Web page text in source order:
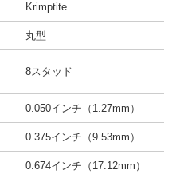
Krimptite
丸型
8スタッド
0.050インチ（1.27mm）
0.375インチ（9.53mm）
0.674インチ（17.12mm）